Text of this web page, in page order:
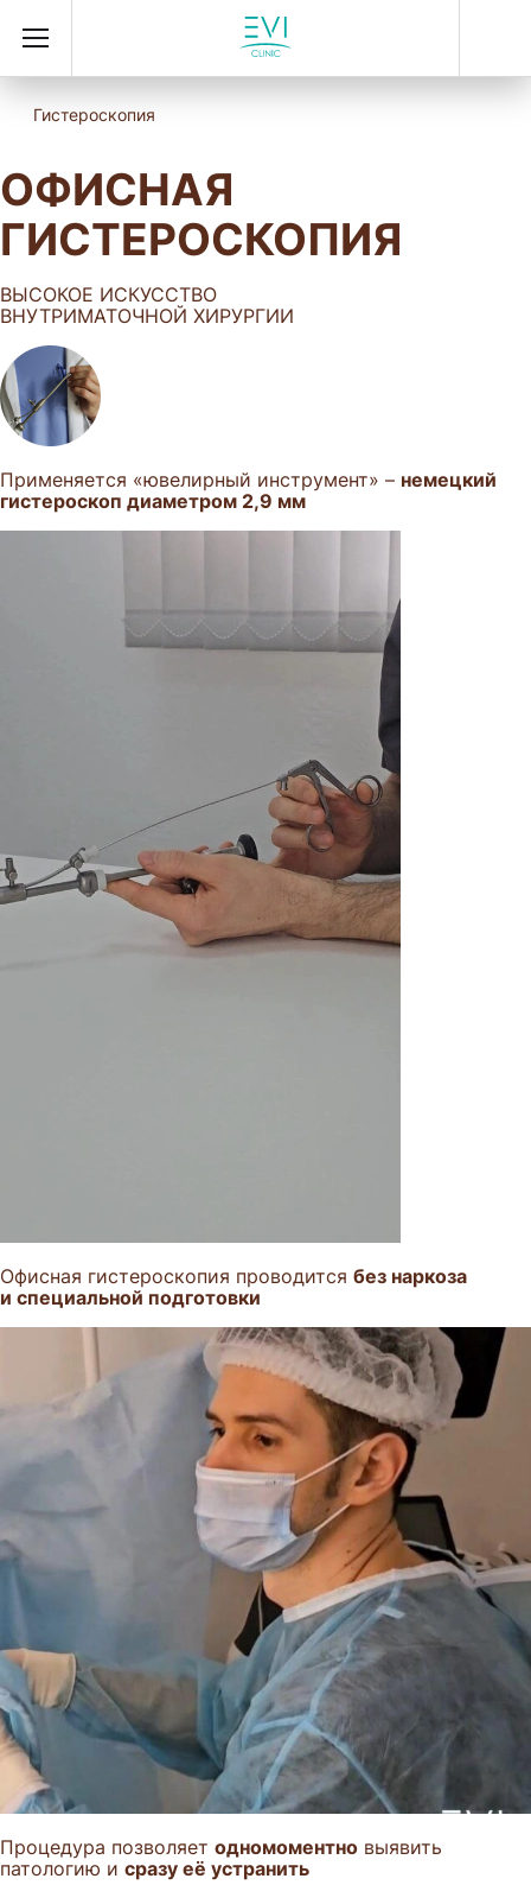
Гистероскопия
ОФИСНАЯ
ГИСТЕРОСКОПИЯ
ВЫСОКОЕ ИСКУССТВО
ВНУТРИМАТОЧНОЙ ХИРУРГИИ
Применяется «ювелирный инструмент» – немецкий
гистероскоп диаметром 2,9 мм
Офисная гистероскопия проводится без наркоза
и специальной подготовки
Процедура позволяет одномоментно выявить
патологию и сразу её устранить